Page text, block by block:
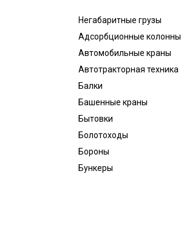
Негабаритные грузы
Адсорбционные колонны
Автомобильные краны
Автотракторная техника
Балки
Башенные краны
Бытовки
Болотоходы
Бороны
Бункеры